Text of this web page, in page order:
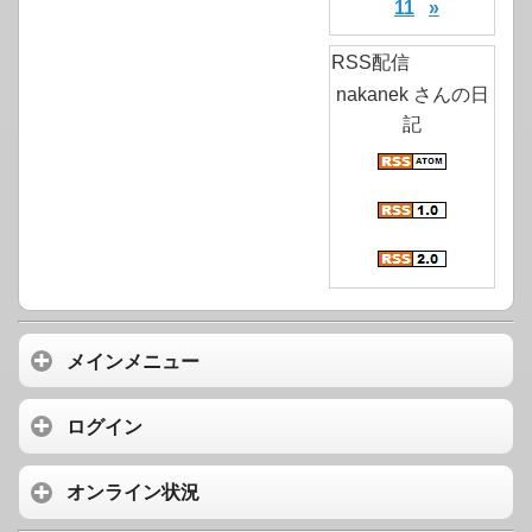
11 »
RSS配信
nakanek さんの日
記
メインメニュー
ログイン
オンライン状況